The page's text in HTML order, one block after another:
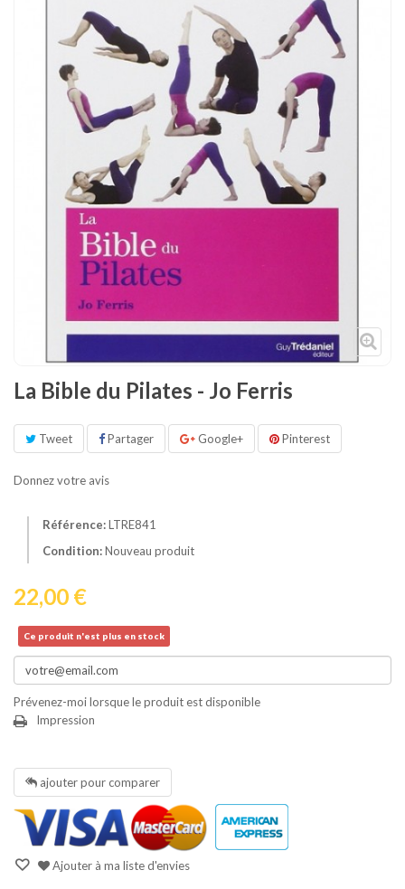
Tenues
Chaussures
Protections
Cible de frappe
Condition physique
Accessoires
Tatamis
Décoration
Voir plus
La Bible du Pilates - Jo Ferris
Tweet Partager Google+ Pinterest
Donnez votre avis
Référence:LTRE841
Condition:Nouveau produit
22,00 €
Ce produit n'est plus en stock
Prévenez-moi lorsque le produit est disponible
Impression
ajouter pour comparer
Ajouter à ma liste d'envies